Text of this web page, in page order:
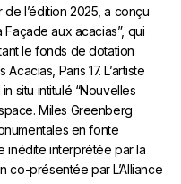
l’édition 2025, a conçu
Façade aux acacias”, qui
le fonds de dotation
Paris 17. L’artiste
situ intitulé “Nouvelles
Miles Greenberg
en fonte
inédite interprétée par la
co-présentée par L’Alliance